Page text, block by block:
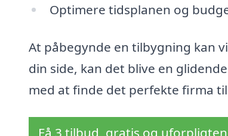
Optimere tidsplanen og
At påbegynde en tilbygning kan
din side, kan det blive en
med at finde det perfekte firma
Få 3 tilbud, gratis og